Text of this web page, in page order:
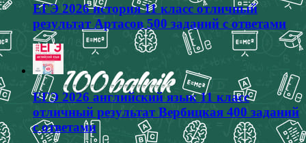
ЕГЭ 2026 история 11 класс отличный
результат Артасов 500 заданий с ответами
ЕГЭ 2026 английский язык 11 класс
отличный результат Вербицкая 400 заданий
с ответами